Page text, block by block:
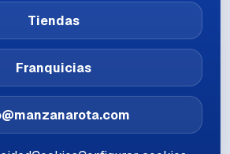
Tiendas
Franquicias